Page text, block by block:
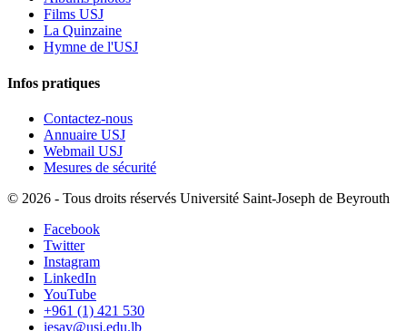
Films USJ
La Quinzaine
Hymne de l'USJ
Infos pratiques
Contactez-nous
Annuaire USJ
Webmail USJ
Mesures de sécurité
© 2026 - Tous droits réservés Université Saint-Joseph de Beyrouth
Facebook
Twitter
Instagram
LinkedIn
YouTube
+961 (1) 421 530
iesav@usj.edu.lb